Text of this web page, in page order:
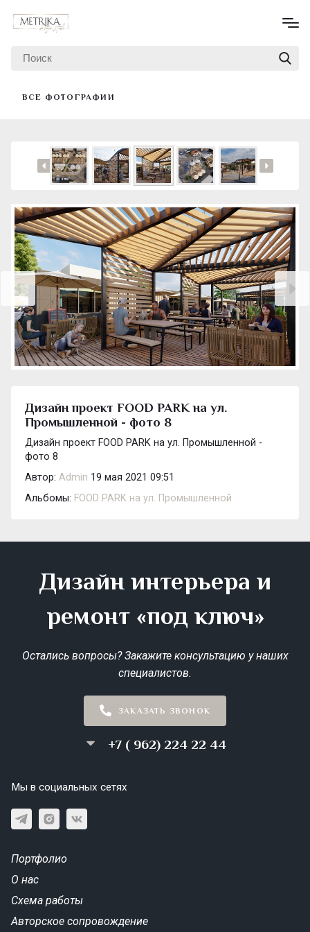
ВСЕ ФОТОГРАФИИ
Дизайн проект FOOD PARK на ул.
Промышленной - фото 8
Дизайн проект FOOD PARK на ул. Промышленной -
фото 8
Автор: Admin 19 мая 2021 09:51
Альбомы: FOOD PARK на ул. Промышленной
Дизайн интерьера и
ремонт «под ключ»
Остались вопросы? Закажите консультацию у наших
специалистов.
ЗАКАЗАТЬ ЗВОНОК
+7 ( 962) 224 22 44
Мы в социальных сетях
Портфолио
О нас
Схема работы
Авторское сопровождение